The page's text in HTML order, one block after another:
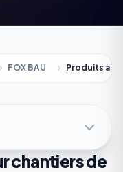
FOX BAU Produits
chantiers de